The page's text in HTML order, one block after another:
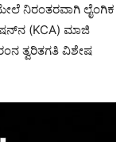
ನಿರಂತರವಾಗಿ ಲೈಂಗಿಕ
(KCA) ಮಾಜಿ
ತ್ವರಿತಗತಿ ವಿಶೇಷ